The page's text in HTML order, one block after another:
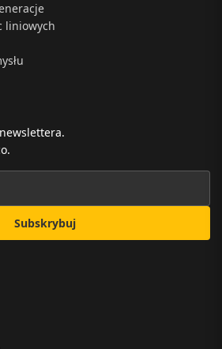
liniowych
Subskrybuj